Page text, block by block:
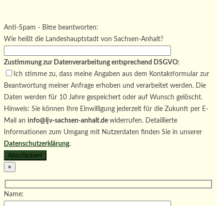
Bitte lasse dieses Feld leer.
Anti-Spam - Bitte beantworten:
Wie heißt die Landeshauptstadt von Sachsen-Anhalt?
Zustimmung zur Datenverarbeitung entsprechend DSGVO:
Ich stimme zu, dass meine Angaben aus dem Kontaktformular zur
Beantwortung meiner Anfrage erhoben und verarbeitet werden. Die
Daten werden für 10 Jahre gespeichert oder auf Wunsch gelöscht.
Hinweis: Sie können Ihre Einwilligung jederzeit für die Zukunft per E-
Mail an info@ljv-sachsen-anhalt.de widerrufen. Detaillierte
Informationen zum Umgang mit Nutzerdaten finden Sie in unserer
Datenschutzerklärung.
×
Name: